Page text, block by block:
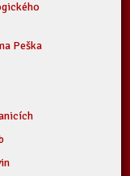
Peška